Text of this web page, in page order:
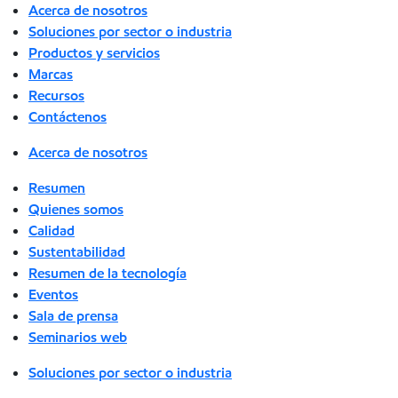
Acerca de nosotros
Soluciones por sector o industria
Productos y servicios
Marcas
Recursos
Contáctenos
Acerca de nosotros
Resumen
Quienes somos
Calidad
Sustentabilidad
Resumen de la tecnología
Eventos
Sala de prensa
Seminarios web
Soluciones por sector o industria